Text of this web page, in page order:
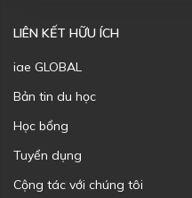
LIÊN KẾT HỮU ÍCH
iae GLOBAL
Bản tin du học
Học bổng
Tuyển dụng
Cộng tác với chúng tôi